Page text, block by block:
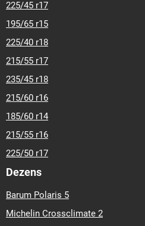
225/45 r17
195/65 r15
225/40 r18
215/55 r17
235/45 r18
215/60 r16
185/60 r14
215/55 r16
225/50 r17
Dezens
Barum Polaris 5
Michelin Crossclimate 2